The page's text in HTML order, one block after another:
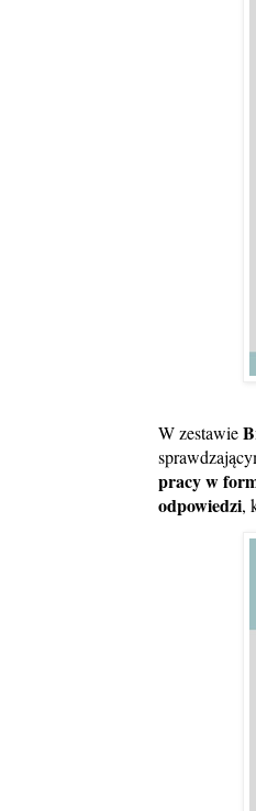
W zestawie
pracy w
odpowiedzi,